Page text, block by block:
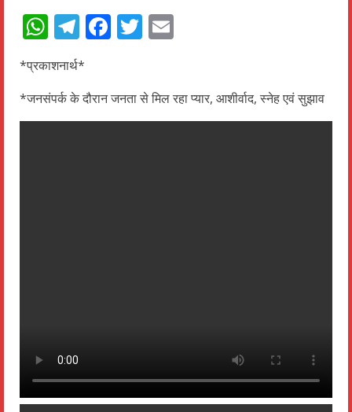
WhatsApp
Telegram
Facebook
Twitter
*प्रकाशनार्थ*
*जनसंपर्क के दौरान जनता से मिल रहा प्यार, आशीर्वाद, स्नेह एवं सुझाव